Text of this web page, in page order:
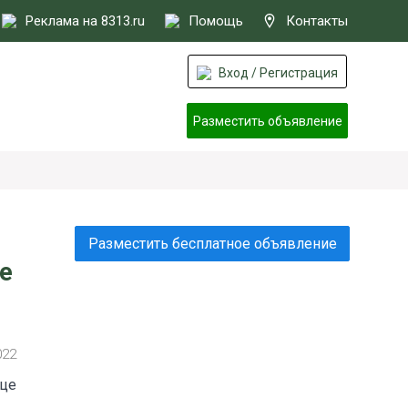
Реклама на 8313.ru Помощь Контакты
Вход / Регистрация
Разместить объявление
Разместить бесплатное объявление